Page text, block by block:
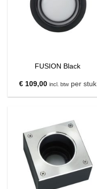
FUSION Black
€109,00 incl. btwper stuk